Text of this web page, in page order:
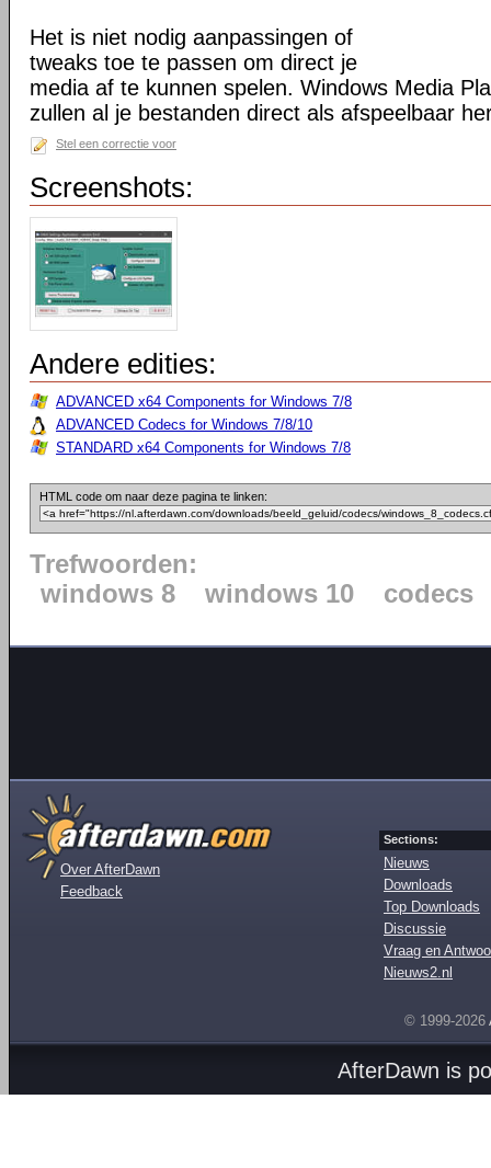
Het is niet nodig aanpassingen of
tweaks toe te passen om direct je
media af te kunnen spelen. Windows Media
zullen al je bestanden direct als afspeelbaar
Stel een correctie voor
Screenshots:
Andere edities:
ADVANCED x64 Components for Windows 7/8
ADVANCED Codecs for Windows 7/8/10
STANDARD x64 Components for Windows 7/8
HTML code om naar deze pagina te linken:
Trefwoorden:
windows 8
windows 10 codecs
Over AfterDawn
Feedback
Sections:
Nieuws
Downloads
Top Downloads
Discussie
Vraag en
Nieuws2.nl
© 1999-2026
AfterDawn is